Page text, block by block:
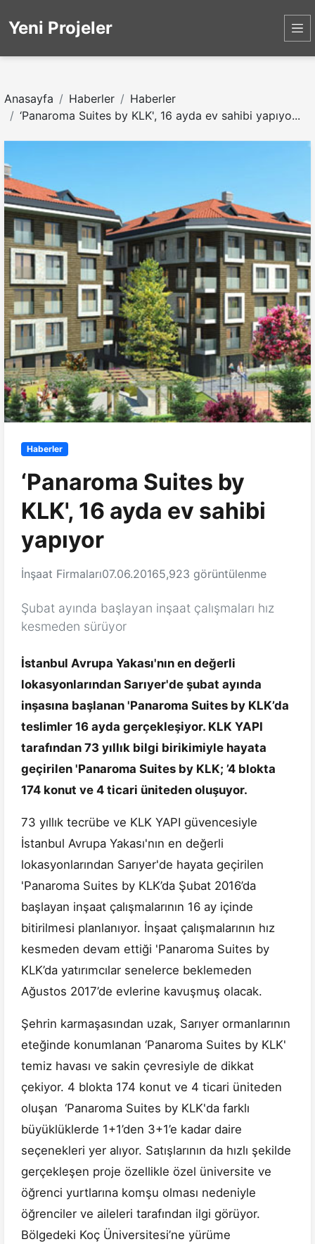
Yeni Projeler
Anasayfa Haberler
Haberler
‘Panaroma Suites by KLK', 16 ayda ev sahibi yapıyo...
Haberler
‘Panaroma Suites by
KLK', 16 ayda ev sahibi
yapıyor
İnşaat Firmaları07.06.20165,923 görüntülenme
Şubat ayında başlayan inşaat çalışmaları hız
kesmeden sürüyor
İstanbul Avrupa Yakası'nın en değerli
lokasyonlarından Sarıyer'de şubat ayında
inşasına başlanan 'Panaroma Suites by KLK’da
teslimler 16 ayda gerçekleşiyor. KLK YAPI
tarafından 73 yıllık bilgi birikimiyle hayata
geçirilen 'Panaroma Suites by KLK; ’4 blokta
174 konut ve 4 ticari üniteden oluşuyor.
73 yıllık tecrübe ve KLK YAPI güvencesiyle
İstanbul Avrupa Yakası'nın en değerli
lokasyonlarından Sarıyer'de hayata geçirilen
'Panaroma Suites by KLK’da Şubat 2016’da
başlayan inşaat çalışmalarının 16 ay içinde
bitirilmesi planlanıyor. İnşaat çalışmalarının hız
kesmeden devam ettiği 'Panaroma Suites by
KLK’da yatırımcılar senelerce beklemeden
Ağustos 2017’de evlerine kavuşmuş olacak.
Şehrin karmaşasından uzak, Sarıyer ormanlarının
eteğinde konumlanan ‘Panaroma Suites by KLK'
temiz havası ve sakin çevresiyle de dikkat
çekiyor. 4 blokta 174 konut ve 4 ticari üniteden
oluşan ‘Panaroma Suites by KLK'da farklı
büyüklüklerde 1+1’den 3+1’e kadar daire
seçenekleri yer alıyor. Satışlarının da hızlı şekilde
gerçekleşen proje özellikle özel üniversite ve
öğrenci yurtlarına komşu olması nedeniyle
öğrenciler ve aileleri tarafından ilgi görüyor.
Bölgedeki Koç Üniversitesi’ne yürüme